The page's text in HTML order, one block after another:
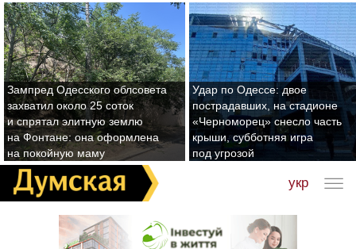
Зампред Одесского облсовета
захватил около 25 соток
и спрятал элитную землю
на Фонтане: она оформлена
на покойную маму
Удар по Одессе: двое
пострадавших, на стадионе
«Черноморец» снесло часть
крыши, субботняя игра
под угрозой
укр